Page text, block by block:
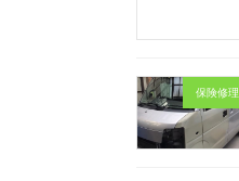
保険修理